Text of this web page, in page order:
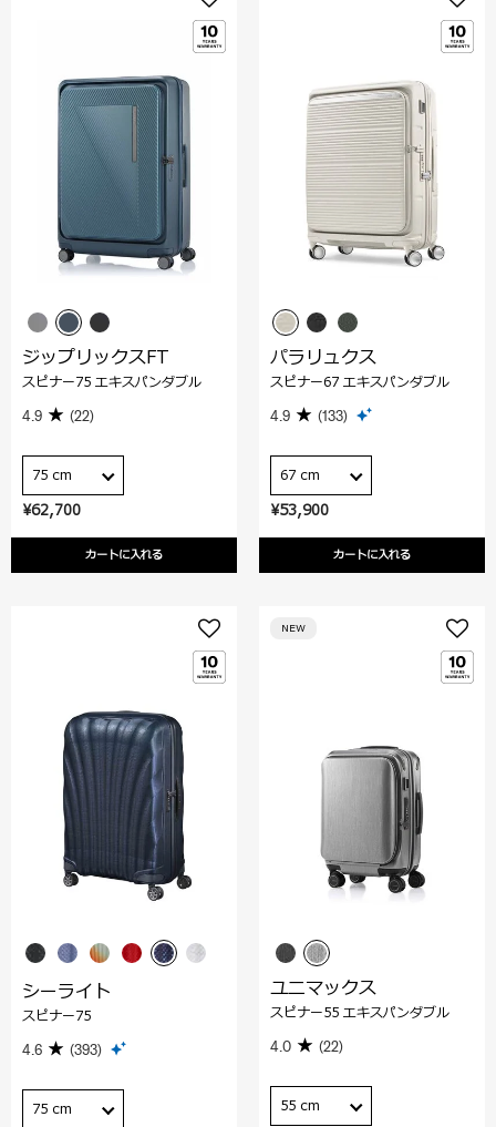
¥62,700
カートに入れる
ジップリックスFT
スピナー75 エキスパンダブル
4.9 (22)
75 cm
¥53,900
カートに入れる
パラリュクス
スピナー67 エキスパンダブル
4.9 (133)
67 cm
シーライト
スピナー75
4.6 (393)
75 cm
NEW
ユニマックス
スピナー55 エキスパンダブル
4.0 (22)
55 cm